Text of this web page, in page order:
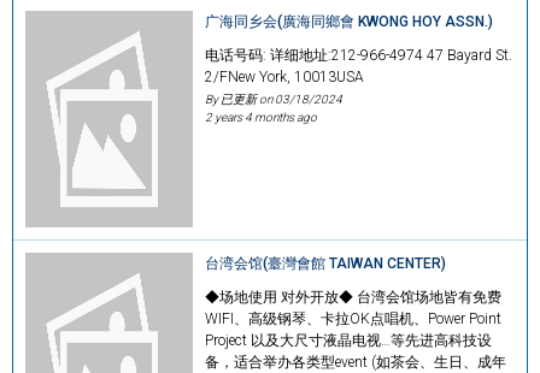
广海同乡会(廣海同鄉會 KWONG HOY ASSN.)
电话号码: 详细地址:212-966-4974 47 Bayard St.
2/FNew York, 10013USA
By 已更新 on03/18/2024
2 years 4 months ago
台湾会馆(臺灣會館 TAIWAN CENTER)
◆场地使用 对外开放◆ 台湾会馆场地皆有免费
WIFI、高级钢琴、卡拉OK点唱机、Power Point
Project 以及大尺寸液晶电视…等先进高科技设
备，适合举办各类型event (如茶会、生日、成年